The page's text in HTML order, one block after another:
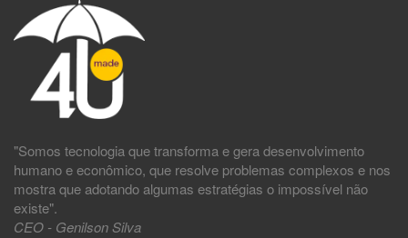
"Somos tecnologia que transforma e gera desenvolvimento
humano e econômico, que resolve problemas complexos e nos
mostra que adotando algumas estratégias o impossível não
existe".
CEO - Genilson Silva